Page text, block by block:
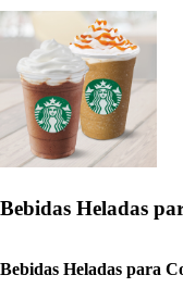
Bebidas Heladas
Bebidas Heladas para